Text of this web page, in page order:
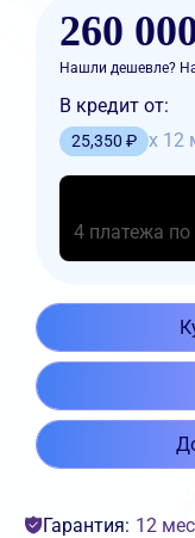
260
Нашли дешевле?
В кредит от:
25,350 ₽ x 12
4 платежа
Гарантия: 12